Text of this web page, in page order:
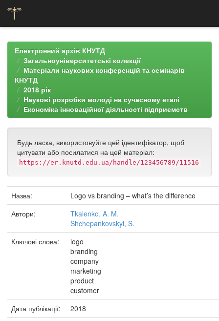
navigationЕлектронний архів КНУТД
Загальноуніверситетські колекції
Матеріали наукових конференцій та семінарів
КНУТД
2018 рік
Наукові розробки молоді на сучасному етапі
Економіка інноваційної діяльності підприємств
Будь ласка, використовуйте цей ідентифікатор, щоб
цитувати або посилатися на цей матеріал:
https://er.knutd.edu.ua/handle/123456789/11516
Назва:
Logo vs branding – what’s the difference
Автори:
Tkalenko, A. M.
Shchepankovskyi, S.
Ключові слова:
logo
branding
company
marketing
product
customer
Дата публікації:
2018